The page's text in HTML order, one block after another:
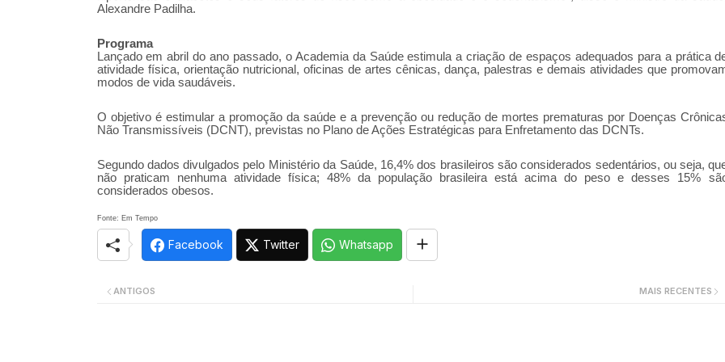
Alexandre Padilha.
Programa
Lançado em abril do ano passado, o Academia da Saúde estimula a criação de espaços adequados para a prática
atividade física, orientação nutricional, oficinas de artes cênicas, dança, palestras e demais atividades que
modos de vida saudáveis.
O objetivo é estimular a promoção da saúde e a prevenção ou redução de mortes prematuras por Doenças
Não Transmissíveis (DCNT), previstas no Plano de Ações Estratégicas para Enfretamento das DCNTs.
Segundo dados divulgados pelo Ministério da Saúde, 16,4% dos brasileiros são considerados sedentários, ou seja,
não praticam nenhuma atividade física; 48% da população brasileira está acima do peso e desses 15%
considerados obesos.
Fonte: Em Tempo
Facebook Twitter Whatsapp
MAIS RECENTES
ANTIGOS